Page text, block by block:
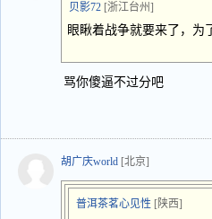
贝影72 [浙江台州]
眼瞅着战争就要来了，为
骂你傻逼不过分吧
胡广庆world [北京]
普洱茶茗心见性 [陕西]